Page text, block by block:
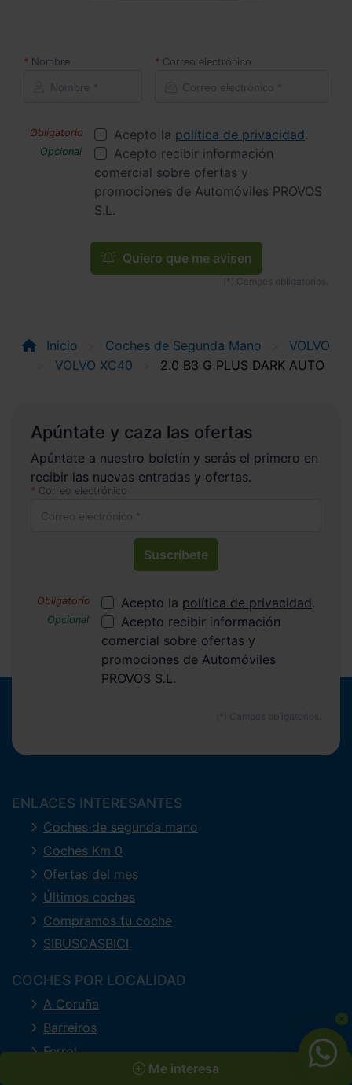
Nombre Correo electrónico
Acepto la política de privacidad.
Acepto recibir información
comercial sobre ofertas y
promociones de Automóviles PROVOS
S.L.
Quiero que me avisen
Me interesa
Inicio Coches de Segunda Mano
VOLVO
VOLVO XC40
2.0 B3 G PLUS DARK AUTO
Apúntate y caza las ofertas
Apúntate a nuestro boletín y serás el primero en
recibir las nuevas entradas y ofertas.
Correo electrónico
Suscríbete
Acepto la política de privacidad.
Acepto recibir información
comercial sobre ofertas y
promociones de Automóviles
PROVOS S.L.
ENLACES INTERESANTES
Coches de segunda mano
Coches Km 0
Ofertas del mes
Últimos coches
Compramos tu coche
SIBUSCASBICI
COCHES POR LOCALIDAD
A Coruña
Barreiros
Ferrol